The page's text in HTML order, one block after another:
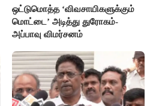
ஒட்டுமொத்த ‘விவசாயிகளுக்கும்
மொட்டை’ அடித்து துரோகம்-
அப்பாவு விமர்சனம்